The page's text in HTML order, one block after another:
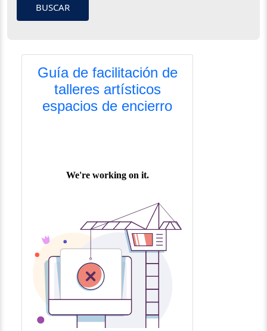
BUSCAR
Guía de facilitación de
talleres artísticos
espacios de encierro